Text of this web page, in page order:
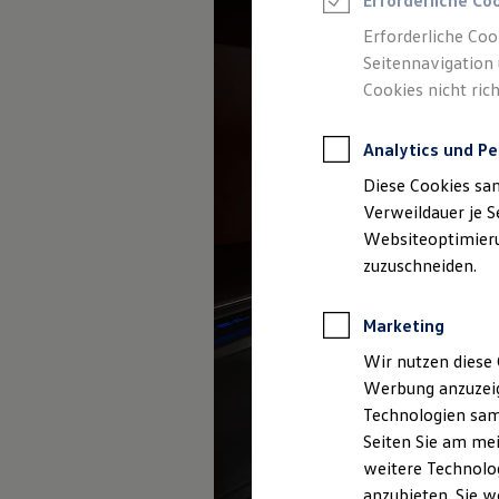
Junge Gebrauchtwagen-Leasing
Geschäftskunden
Professional Class bei Volkswagen
Erforderliche
Seitennavigation
Cookies nicht
Analytics und
Diese Cookies
Verweildauer je
zuzuschneiden.
Marketing
Wir nutzen diese
Werbung
Technologien
Seiten Sie am
weitere
anzubieten. Sie